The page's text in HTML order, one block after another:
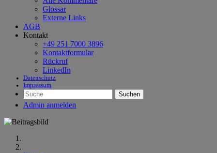
Glossar
Externe Links
AGB
Kontakt
+49 251 7000 3896
Kontaktformular
Rückruf
LinkedIn
Datenschutz
Impressum
Suchen
Admin anmelden